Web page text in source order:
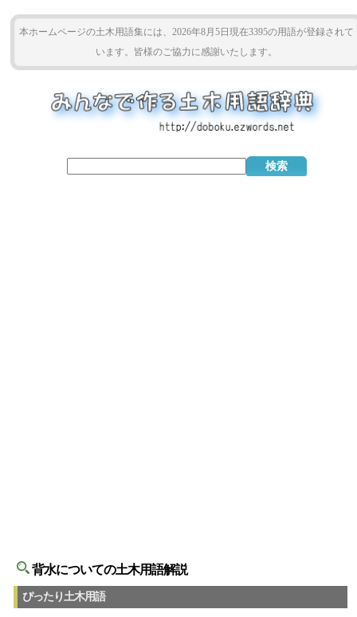
本ホームページの土木用語集には、2026年8月5日現在3395の用語が登録されて
います。皆様のご協力に感謝いたします。
背水についての土木用語解説
ぴったり土木用語